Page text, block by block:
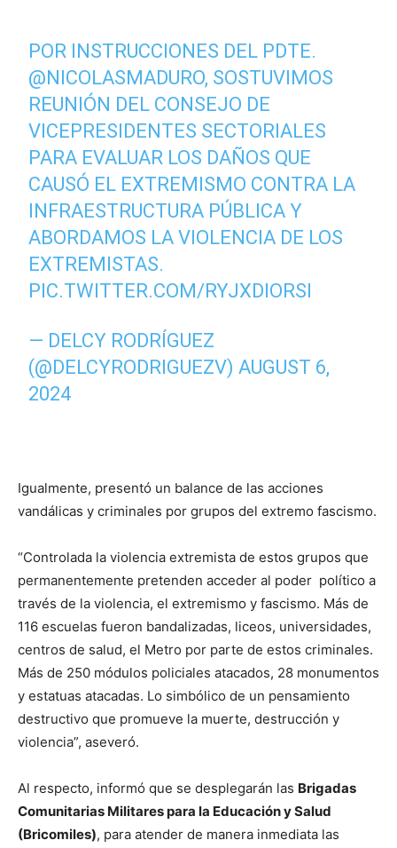
POR INSTRUCCIONES DEL PDTE.
@NICOLASMADURO, SOSTUVIMOS
REUNIÓN DEL CONSEJO DE
VICEPRESIDENTES SECTORIALES
PARA EVALUAR LOS DAÑOS QUE
CAUSÓ EL EXTREMISMO CONTRA LA
INFRAESTRUCTURA PÚBLICA Y
ABORDAMOS LA VIOLENCIA DE LOS
EXTREMISTAS.
PIC.TWITTER.COM/RYJXDIORSI
— DELCY RODRÍGUEZ
(@DELCYRODRIGUEZV)AUGUST 6,
2024
Igualmente, presentó un balance de las acciones
vandálicas y criminales por grupos del extremo fascismo.
“Controlada la violencia extremista de estos grupos que
permanentemente pretenden acceder al poder político a
través de la violencia, el extremismo y fascismo. Más de
116 escuelas fueron bandalizadas, liceos, universidades,
centros de salud, el Metro por parte de estos criminales.
Más de 250 módulos policiales atacados, 28 monumentos
y estatuas atacadas. Lo simbólico de un pensamiento
destructivo que promueve la muerte, destrucción y
violencia”, aseveró.
Al respecto, informó que se desplegarán las Brigadas
Comunitarias Militares para la Educación y Salud
(Bricomiles), para atender de manera inmediata las